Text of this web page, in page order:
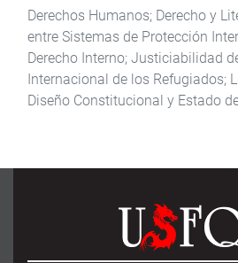
Derechos Humanos; Derecho y
entre Sistemas de Protección
Derecho Interno; Justiciabilidad
Internacional de los Refugiados;
Diseño Constitucional y Estado